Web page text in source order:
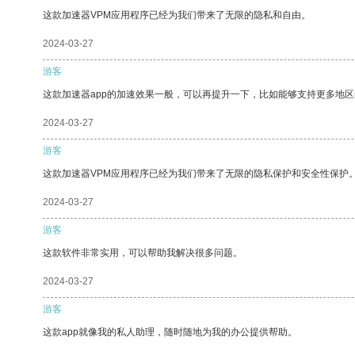
这款加速器VPM应用程序已经为我们带来了无限的隐私和自由。
2024-03-27
游客
这款加速器app的加速效果一般，可以再提升一下，比如能够支持更多地区
2024-03-27
游客
这款加速器VPM应用程序已经为我们带来了无限的隐私保护和安全性保护。
2024-03-27
游客
这款软件非常实用，可以帮助我解决很多问题。
2024-03-27
游客
这款app就像我的私人助理，随时随地为我的办公提供帮助。